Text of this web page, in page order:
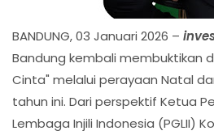
BANDUNG, 03 Januari 2026 –
Bandung kembali membuktikan
Cinta" melalui perayaan Natal
tahun ini. Dari perspektif Ketua
Lembaga Injili Indonesia (PGLII)